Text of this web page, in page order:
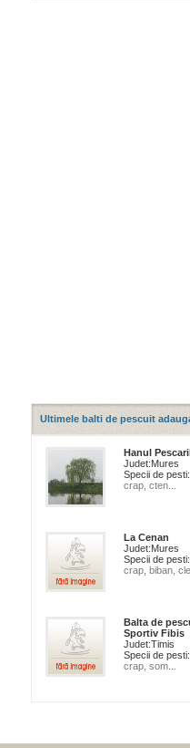
Ultimele balti de pescuit
Hanul
Judet:Mures
Specii de pesti:
crap, cten...
La Cenan
Judet:Mures
Specii de pesti:
crap, biban,
Balta de
Sportiv Fibis
Judet:Timis
Specii de pesti:
crap, som...